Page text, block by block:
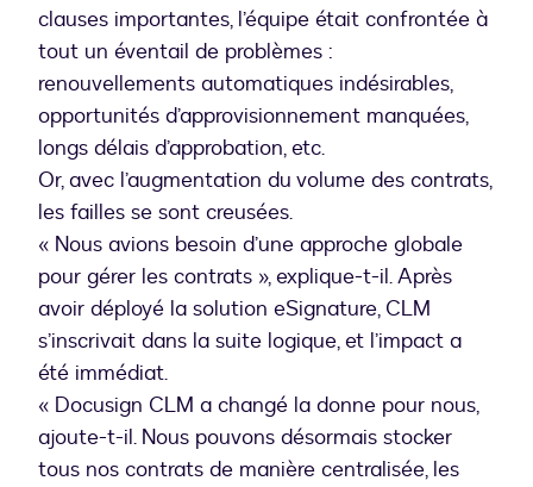
clauses importantes, l’équipe était confrontée à
tout un éventail de problèmes :
renouvellements automatiques indésirables,
opportunités d’approvisionnement manquées,
longs délais d’approbation, etc.
Or, avec l’augmentation du volume des contrats,
les failles se sont creusées.
« Nous avions besoin d’une approche globale
pour gérer les contrats », explique-t-il. Après
avoir déployé la solution eSignature, CLM
s’inscrivait dans la suite logique, et l’impact a
été immédiat.
« Docusign CLM a changé la donne pour nous,
ajoute-t-il. Nous pouvons désormais stocker
tous nos contrats de manière centralisée, les